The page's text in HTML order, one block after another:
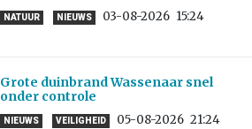
NATUUR NIEUWS 03-08-2026 15:24
Grote duinbrand Wassenaar snel
onder controle
NIEUWS VEILIGHEID 05-08-2026 21:24